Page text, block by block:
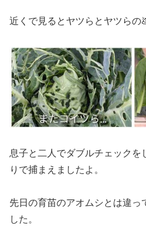
近くで見るとヤツらとヤツらの
息子と二人でダブルチェックを
りで捕まえましたよ。
先日の育苗のアオムシとは違っ
した。